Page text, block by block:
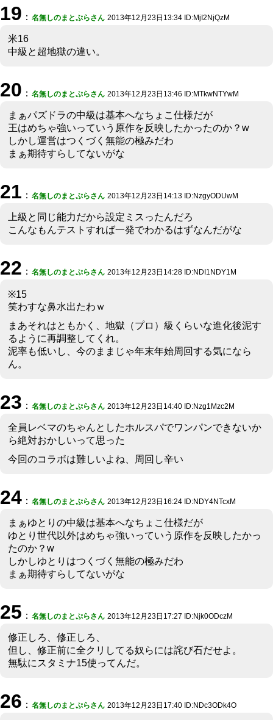
19 ： 名無しのまとぷらさん 2013年12月23日13:34 ID:MjI2NjQzM
米16
中級と超地獄の違い。
20 ： 名無しのまとぷらさん 2013年12月23日13:46 ID:MTkwNTYwM
まぁパズドラの中級は基本へなちょこ仕様だが
王はめちゃ強いっていう原作を反映したかったのか？w
しかし運営はつくづく無能の極みだわ
まぁ期待すらしてないがな
21 ： 名無しのまとぷらさん 2013年12月23日14:13 ID:NzgyODUwM
上級と同じ能力だから設定ミスったんだろ
こんなもんテストすれば一発でわかるはずなんだがな
22 ： 名無しのまとぷらさん 2013年12月23日14:28 ID:NDI1NDY1M
※15
笑わすな鼻水出たわｗ
まあそれはともかく、地獄（プロ）級くらいな進化後泥す
るように再調整してくれ。
泥率も低いし、今のままじゃ年末年始周回する気になら
ん。
23 ： 名無しのまとぷらさん 2013年12月23日14:40 ID:Nzg1Mzc2M
全員レベマのちゃんとしたホルスパでワンパンできないか
ら絶対おかしいって思った
今回のコラボは難しいよね、周回し辛い
24 ： 名無しのまとぷらさん 2013年12月23日16:24 ID:NDY4NTcxM
まぁゆとりの中級は基本へなちょこ仕様だが
ゆとり世代以外はめちゃ強いっていう原作を反映したかっ
たのか？w
しかしゆとりはつくづく無能の極みだわ
まぁ期待すらしてないがな
25 ： 名無しのまとぷらさん 2013年12月23日17:27 ID:Njk0ODczM
修正しろ、修正しろ、
但し、修正前に全クリしてる奴らには詫び石だせよ。
無駄にスタミナ15使ってんだ。
26 ： 名無しのまとぷらさん 2013年12月23日17:40 ID:NDc3ODk4O